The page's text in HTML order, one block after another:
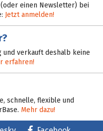
einen Newsletter) bei
Jetzt anmelden!
und verkauft deshalb keine
erfahren!
schnelle, flexible und
Mehr dazu!